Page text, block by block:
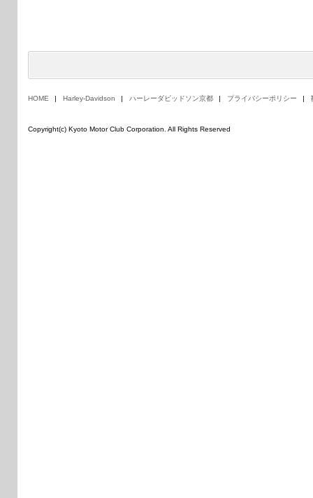
HOME Harley-Davidson ハーレーダビッドソン京都 プライバシーポリシー
Copyright(c) Kyoto Motor Club Corporation. All Rights Reserved